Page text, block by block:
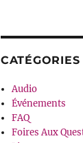
CATÉGORIES
Audio
Événements
FAQ
Foires Aux